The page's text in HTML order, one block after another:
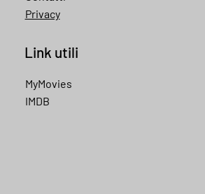
Privacy
Link utili
MyMovies
IMDB